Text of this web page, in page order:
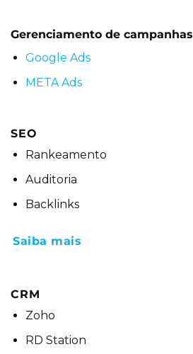
Gerenciamento de campanhas
Google Ads
META Ads
SEO
Rankeamento
Auditoria
Backlinks
Saiba mais
CRM
Zoho
RD Station